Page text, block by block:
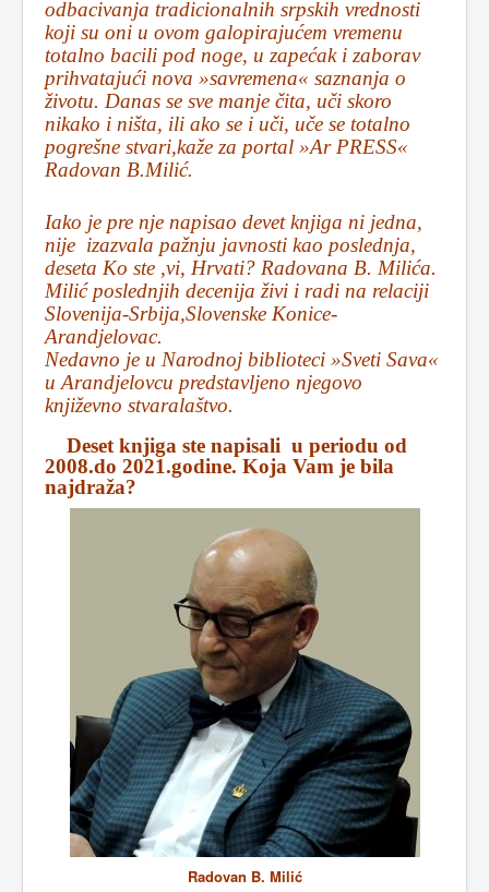
odbacivanja tradicionalnih srpskih vrednosti
koji su oni u ovom galopirajućem vremenu
totalno bacili pod noge, u zapećak i zaborav
prihvatajući nova »savremena« saznanja o
životu. Danas se sve manje čita, uči skoro
nikako i ništa, ili ako se i uči, uče se totalno
pogrešne stvari,kaže za portal »Ar PRESS«
Radovan B.Milić.
Iako je pre nje napisao devet knjiga ni jedna,
nije izazvala pažnju javnosti kao poslednja,
deseta Ko ste ,vi, Hrvati? Radovana B. Milića.
Milić poslednjih decenija živi i radi na relaciji
Slovenija-Srbija,Slovenske Konice-
Arandjelovac.
Nedavno je u Narodnoj biblioteci »Sveti Sava«
u Arandjelovcu predstavljeno njegovo
književno stvaralaštvo.
Deset knjiga ste napisali u periodu od
2008.do 2021.godine. Koja Vam je bila
najdraža?
Radovan B. Milić